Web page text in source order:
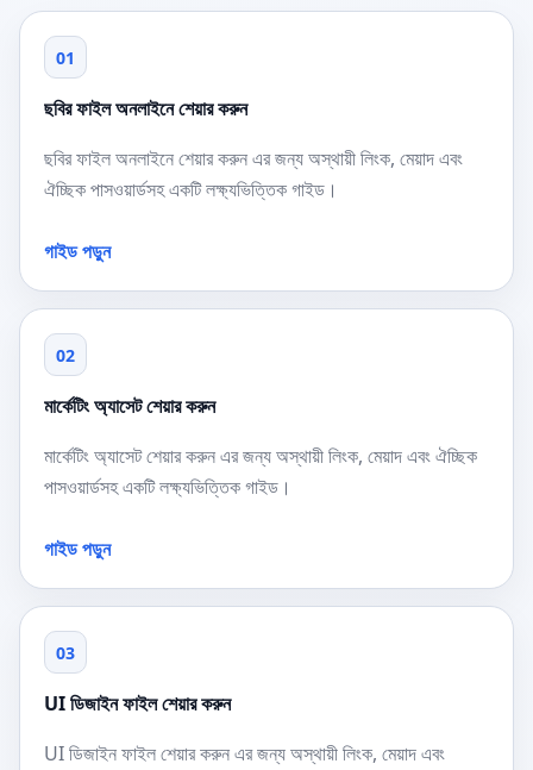
01
ছবির ফাইল অনলাইনে শেয়ার করুন
ছবির ফাইল অনলাইনে শেয়ার করুন এর জন্য অস্থায়ী লিংক, মেয়াদ এবং
ঐচ্ছিক পাসওয়ার্ডসহ একটি লক্ষ্যভিত্তিক গাইড।
গাইড পড়ুন
02
মার্কেটিং অ্যাসেট শেয়ার করুন
মার্কেটিং অ্যাসেট শেয়ার করুন এর জন্য অস্থায়ী লিংক, মেয়াদ এবং ঐচ্ছিক
পাসওয়ার্ডসহ একটি লক্ষ্যভিত্তিক গাইড।
গাইড পড়ুন
03
UI ডিজাইন ফাইল শেয়ার করুন
UI ডিজাইন ফাইল শেয়ার করুন এর জন্য অস্থায়ী লিংক, মেয়াদ এবং